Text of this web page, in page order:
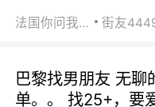
法国你问我答
巴黎找男朋友 无聊
单。。 找25+，要